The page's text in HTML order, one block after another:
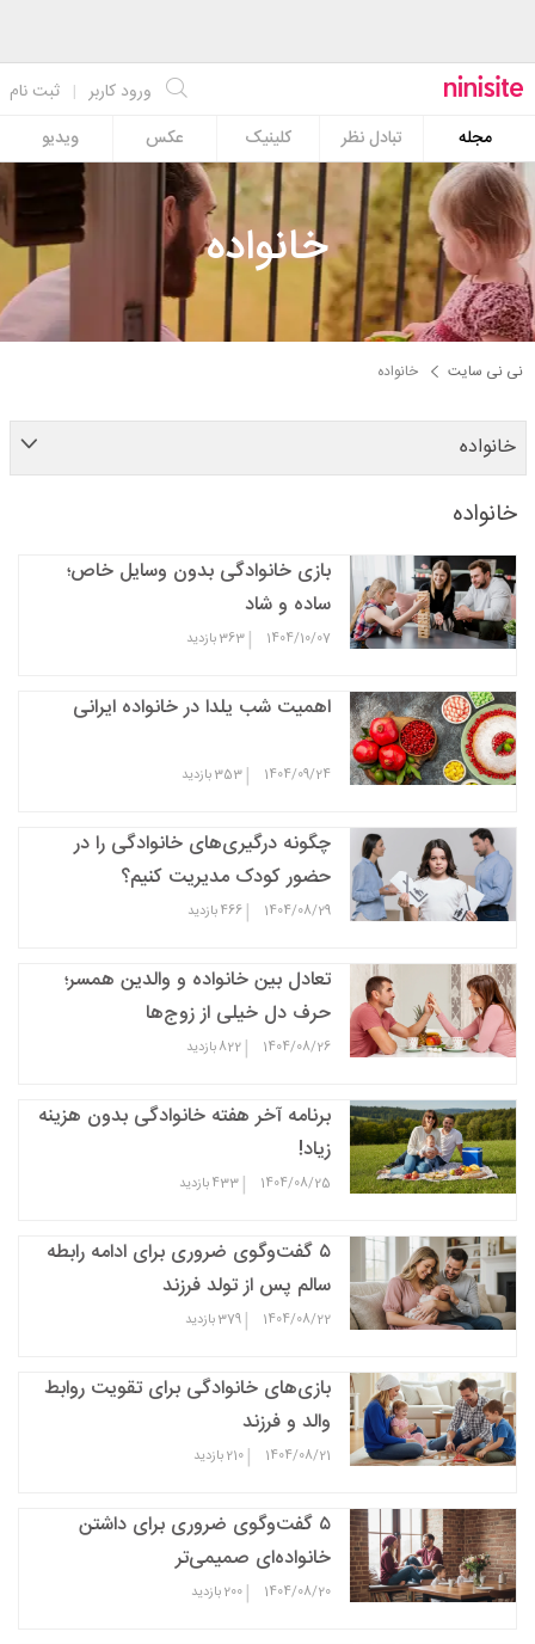
ثبت نام | ورود کاربر
مجله
تبادل نظر کلینیک عکس ویدیو
خانواده
نی نی سایت خانواده
خانواده
خانواده
بازی خانوادگی بدون وسایل خاص؛
ساده و شاد
1404/10/07
|
363بازدید
اهمیت شب یلدا در خانواده ایرانی
1404/09/24
|
353بازدید
چگونه درگیری‌های خانوادگی را در
حضور کودک مدیریت کنیم؟
1404/08/29
|
466بازدید
تعادل بین خانواده و والدین همسر؛
حرف دل خیلی از زوج‌ها
1404/08/26
|
822بازدید
برنامه آخر هفته خانوادگی بدون هزینه
زیاد!
1404/08/25
|
433بازدید
۵ گفت‌وگوی ضروری برای ادامه رابطه
سالم پس از تولد فرزند
1404/08/22
|
379بازدید
بازی‌های خانوادگی برای تقویت روابط
والد و فرزند
1404/08/21
|
210بازدید
۵ گفت‌وگوی ضروری برای داشتن
خانواده‌ای صمیمی‌تر
1404/08/20
|
200بازدید